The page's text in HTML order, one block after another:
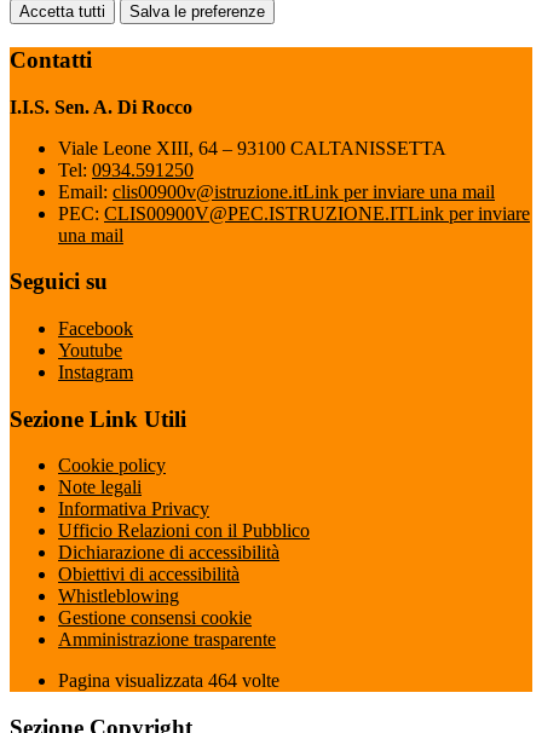
Accetta tutti Salva le preferenze
Contatti
I.I.S. Sen. A. Di Rocco
Viale Leone XIII, 64 – 93100 CALTANISSETTA
Tel: 0934.591250
Email: clis00900v@istruzione.itLink per inviare una mail
PEC: CLIS00900V@PEC.ISTRUZIONE.ITLink per inviare
una mail
Seguici su
Facebook
Youtube
Instagram
Sezione Link Utili
Cookie policy
Note legali
Informativa Privacy
Ufficio Relazioni con il Pubblico
Dichiarazione di accessibilità
Obiettivi di accessibilità
Whistleblowing
Gestione consensi cookie
Amministrazione trasparente
Pagina visualizzata 464 volte
Sezione Copyright